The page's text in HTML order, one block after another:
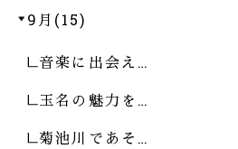
9月(15)
音楽に出会え…
玉名の魅力を…
菊池川であそ…